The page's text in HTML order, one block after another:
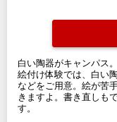
白い陶器がキャンパス
絵付け体験では、白い
などをご用意。絵が苦
きますよ。書き直しも
す。